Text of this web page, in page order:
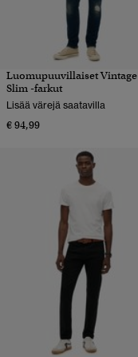
Luomupuuvillaiset Vintage
Slim -farkut
Lisää värejä saatavilla
€ 94,99